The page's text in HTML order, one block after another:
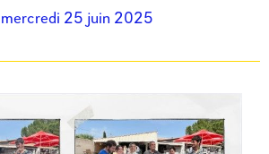
mercredi 25 juin 2025